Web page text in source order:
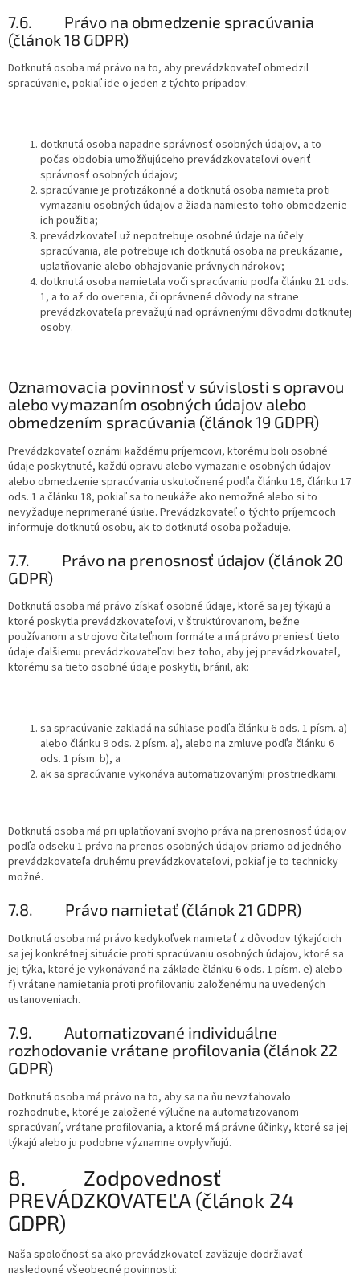
7.6. Právo na obmedzenie spracúvania
(článok 18 GDPR)
Dotknutá osoba má právo na to, aby prevádzkovateľ obmedzil
spracúvanie, pokiaľ ide o jeden z týchto prípadov:
dotknutá osoba napadne správnosť osobných údajov, a to
počas obdobia umožňujúceho prevádzkovateľovi overiť
správnosť osobných údajov;
spracúvanie je protizákonné a dotknutá osoba namieta proti
vymazaniu osobných údajov a žiada namiesto toho obmedzenie
ich použitia;
prevádzkovateľ už nepotrebuje osobné údaje na účely
spracúvania, ale potrebuje ich dotknutá osoba na preukázanie,
uplatňovanie alebo obhajovanie právnych nárokov;
dotknutá osoba namietala voči spracúvaniu podľa článku 21 ods.
1, a to až do overenia, či oprávnené dôvody na strane
prevádzkovateľa prevažujú nad oprávnenými dôvodmi dotknutej
osoby.
Oznamovacia povinnosť v súvislosti s opravou
alebo vymazaním osobných údajov alebo
obmedzením spracúvania (článok 19 GDPR)
Prevádzkovateľ oznámi každému príjemcovi, ktorému boli osobné
údaje poskytnuté, každú opravu alebo vymazanie osobných údajov
alebo obmedzenie spracúvania uskutočnené podľa článku 16, článku 17
ods. 1 a článku 18, pokiaľ sa to neukáže ako nemožné alebo si to
nevyžaduje neprimerané úsilie. Prevádzkovateľ o týchto príjemcoch
informuje dotknutú osobu, ak to dotknutá osoba požaduje.
7.7. Právo na prenosnosť údajov (článok 20
GDPR)
Dotknutá osoba má právo získať osobné údaje, ktoré sa jej týkajú a
ktoré poskytla prevádzkovateľovi, v štruktúrovanom, bežne
používanom a strojovo čitateľnom formáte a má právo preniesť tieto
údaje ďalšiemu prevádzkovateľovi bez toho, aby jej prevádzkovateľ,
ktorému sa tieto osobné údaje poskytli, bránil, ak:
sa spracúvanie zakladá na súhlase podľa článku 6 ods. 1 písm. a)
alebo článku 9 ods. 2 písm. a), alebo na zmluve podľa článku 6
ods. 1 písm. b), a
ak sa spracúvanie vykonáva automatizovanými prostriedkami.
Dotknutá osoba má pri uplatňovaní svojho práva na prenosnosť údajov
podľa odseku 1 právo na prenos osobných údajov priamo od jedného
prevádzkovateľa druhému prevádzkovateľovi, pokiaľ je to technicky
možné.
7.8. Právo namietať (článok 21 GDPR)
Dotknutá osoba má právo kedykoľvek namietať z dôvodov týkajúcich
sa jej konkrétnej situácie proti spracúvaniu osobných údajov, ktoré sa
jej týka, ktoré je vykonávané na základe článku 6 ods. 1 písm. e) alebo
f) vrátane namietania proti profilovaniu založenému na uvedených
ustanoveniach.
7.9. Automatizované individuálne
rozhodovanie vrátane profilovania (článok 22
GDPR)
Dotknutá osoba má právo na to, aby sa na ňu nevzťahovalo
rozhodnutie, ktoré je založené výlučne na automatizovanom
spracúvaní, vrátane profilovania, a ktoré má právne účinky, ktoré sa jej
týkajú alebo ju podobne významne ovplyvňujú.
8. Zodpovednosť
PREVÁDZKOVATEĽA (článok 24
GDPR)
Naša spoločnosť sa ako prevádzkovateľ zaväzuje dodržiavať
nasledovné všeobecné povinnosti: